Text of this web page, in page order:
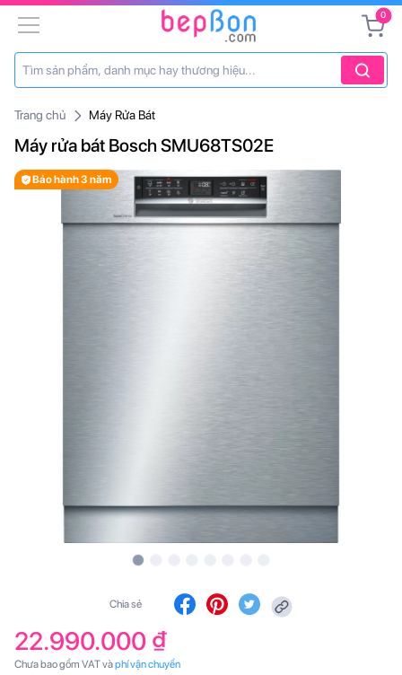
0
Trang chủ Máy Rửa Bát
Máy rửa bát Bosch SMU68TS02E
Chia sẻ
Bảo hành 3 năm
22.990.000 ₫
Chưa bao gồm VAT vàphí vận chuyển